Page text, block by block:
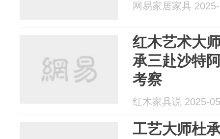
网易家居家具
红木艺术大
承三赴沙特
考察
红木家具说 2025-
工艺大师杜